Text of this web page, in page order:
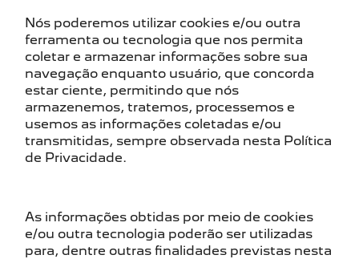
Nós poderemos utilizar cookies e/ou outra
ferramenta ou tecnologia que nos permita
coletar e armazenar informações sobre sua
navegação enquanto usuário, que concorda
estar ciente, permitindo que nós
armazenemos, tratemos, processemos e
usemos as informações coletadas e/ou
transmitidas, sempre observada nesta Política
de Privacidade.
As informações obtidas por meio de cookies
e/ou outra tecnologia poderão ser utilizadas
para, dentre outras finalidades previstas nesta